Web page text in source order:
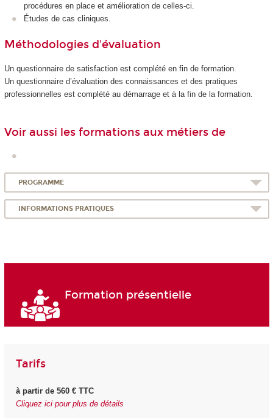
procédures en place et amélioration de celles-ci.
Études de cas cliniques.
Méthodologies d'évaluation
Un questionnaire de satisfaction est complété en fin de formation.
Un questionnaire d’évaluation des connaissances et des pratiques
professionnelles est complété au démarrage et à la fin de la formation.
Voir aussi les formations aux métiers de
PROGRAMME
INFORMATIONS PRATIQUES
Formation présentielle
Tarifs
à partir de 560 € TTC
Cliquez ici pour plus de détails